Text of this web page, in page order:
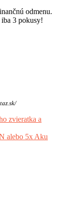
odmenu.
3 pokusy!
zvieratka a
alebo 5x Aku